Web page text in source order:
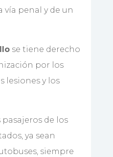
vía penal y de un
se tiene derecho
por los
lesiones y los
de los
ya sean
siempre